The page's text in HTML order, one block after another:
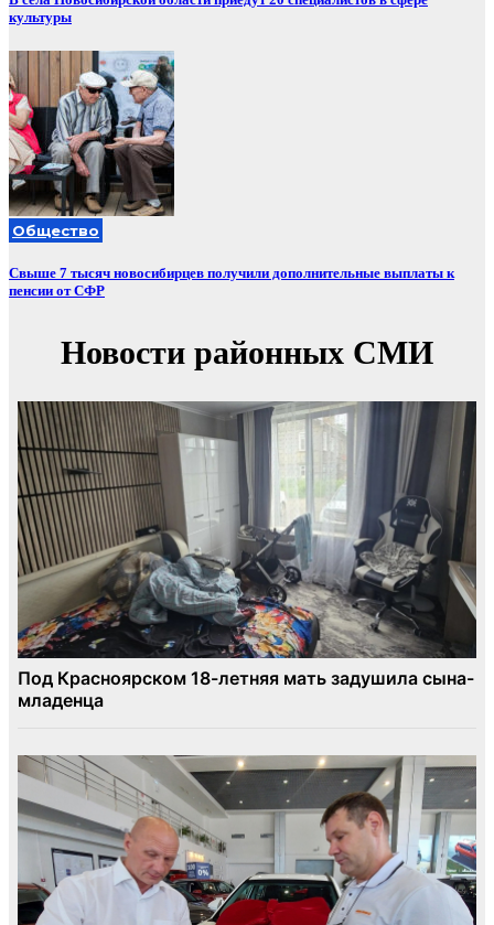
культуры
Общество
Свыше 7 тысяч новосибирцев получили дополнительные выплаты к
пенсии от СФР